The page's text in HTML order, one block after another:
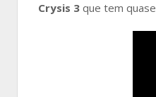
Crysis 3 que tem quase